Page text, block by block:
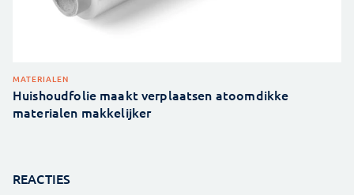
MATERIALEN
Huishoudfolie maakt verplaatsen atoomdikke
materialen makkelijker
REACTIES